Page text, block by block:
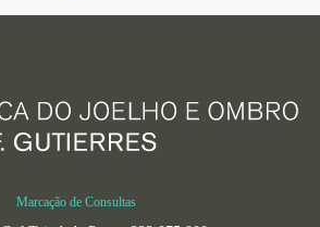
Marcação de Consultas